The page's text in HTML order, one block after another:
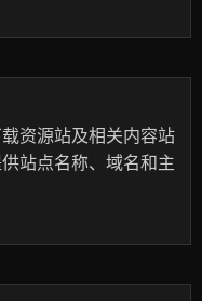
资源站及相关内容站
站点名称、域名和主